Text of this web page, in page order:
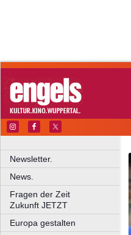
Newsletter.
News.
Fragen der Zeit
Zukunft JETZT
Europa gestalten